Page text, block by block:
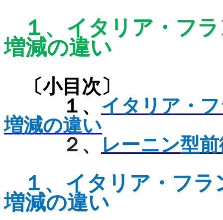
１、 イタリア・フ
増減の違い
〔小目次〕
１、 イタリア・
増減の違い
２、
レーニン型
１、 イタリア・フラ
増減の違い